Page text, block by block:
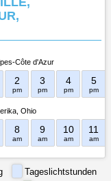
Côte d'Azur
2
pm
3
pm
4
pm
5
pm
Ohio
8
am
9
am
10
am
11
am
Tageslichtstunden